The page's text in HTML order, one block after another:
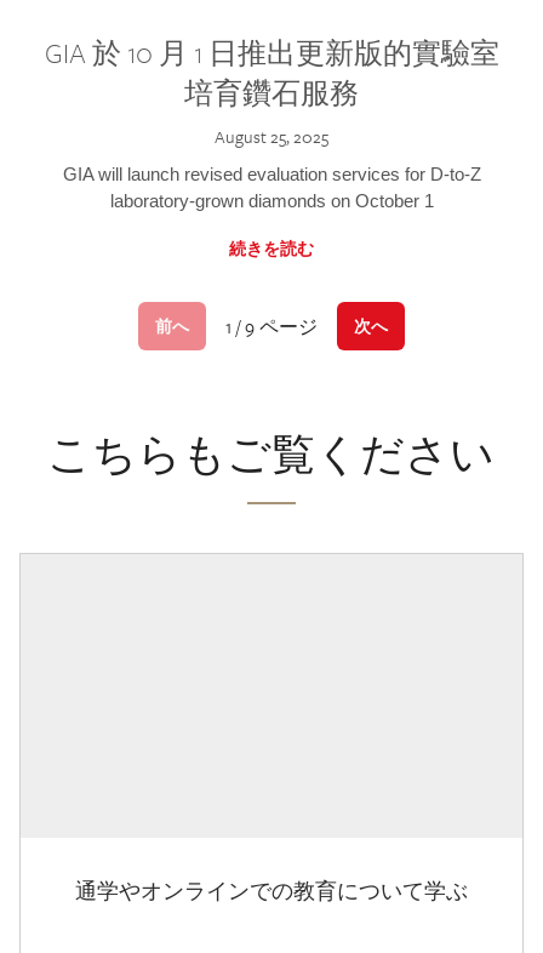
GIA 於 10 月 1 日推出更新版的實驗室
培育鑽石服務
August 25, 2025
GIA will launch revised evaluation services for D-to-Z
laboratory-grown diamonds on October 1
続きを読む
前へ 1 / 9 ページ 次へ
こちらもご覧ください
通学やオンラインでの教育について学ぶ